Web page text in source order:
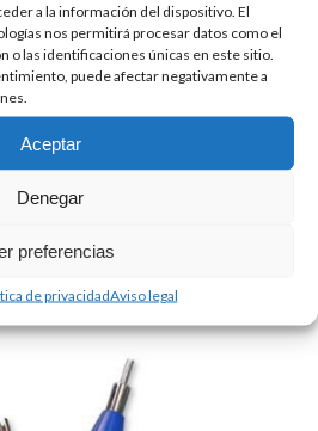
a la información del dispositivo. El
nos permitirá procesar datos como el
o las identificaciones únicas en este sitio.
puede afectar negativamente a
Aceptar
Denegar
preferencias
de privacidadAviso legal
DIGITAL LCD